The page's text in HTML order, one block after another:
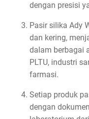
dengan presisi
Pasir silika Ady
dan kering,
dalam berbagai
PLTU, industri
farmasi.
Setiap produk
dengan